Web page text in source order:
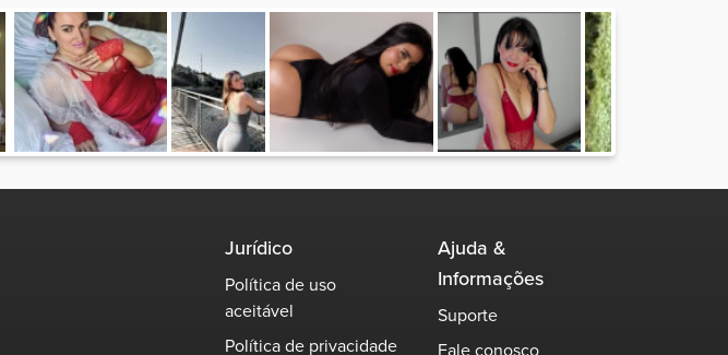
Jurídico
Política de uso
aceitável
Política de privacidade
Ajuda &
Informações
Suporte